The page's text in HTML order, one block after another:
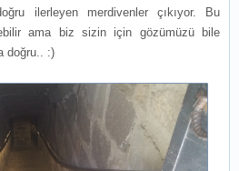
ilerleyen merdivenler çıkıyor. Bu
ama biz sizin için gözümüzü bile
doğru.. :)